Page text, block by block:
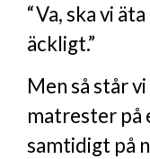
“Va, ska vi
äckligt.”
Men så står
matrester på
samtidigt på